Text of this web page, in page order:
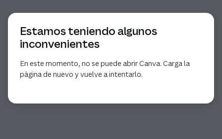
Estamos teniendo algunos
inconvenientes
En este momento, no se puede abrir Canva. Carga la
página de nuevo y vuelve a intentarlo.